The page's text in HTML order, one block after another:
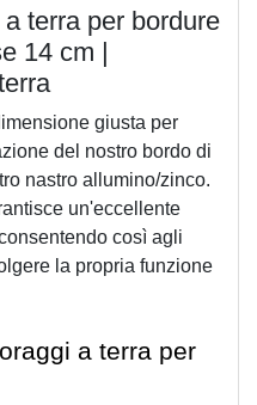
terra per bordure
14 cm |
giusta per
del nostro bordo di
nastro allumino/zinco.
un'eccellente
così agli
la propria funzione
a terra per